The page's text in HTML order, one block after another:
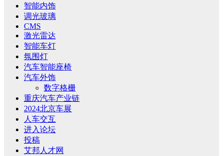
智能内饰
调光玻璃
CMS
激光雷达
智能车灯
氛围灯
汽车智能座椅
汽车外饰
数字格栅
重庆汽车产业链
2024北京车展
人车交互
进入论坛
投稿
艾邦人才网